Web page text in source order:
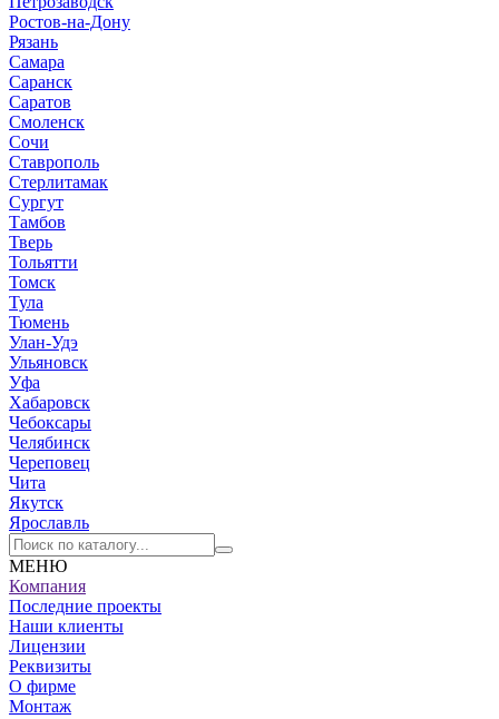
Ростов-на-Дону
Рязань
Самара
Саранск
Саратов
Смоленск
Сочи
Ставрополь
Стерлитамак
Сургут
Тамбов
Тверь
Тольятти
Томск
Тула
Тюмень
Улан-Удэ
Ульяновск
Уфа
Хабаровск
Чебоксары
Челябинск
Череповец
Чита
Якутск
Ярославль
МЕНЮ
Компания
Последние проекты
Наши клиенты
Лицензии
Реквизиты
О фирме
Монтаж